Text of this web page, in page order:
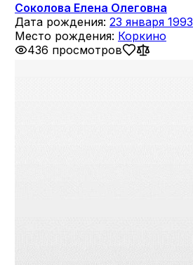
Соколова Елена Олеговна
Дата рождения: 23 января 1993
Место рождения: Коркино
436 просмотров